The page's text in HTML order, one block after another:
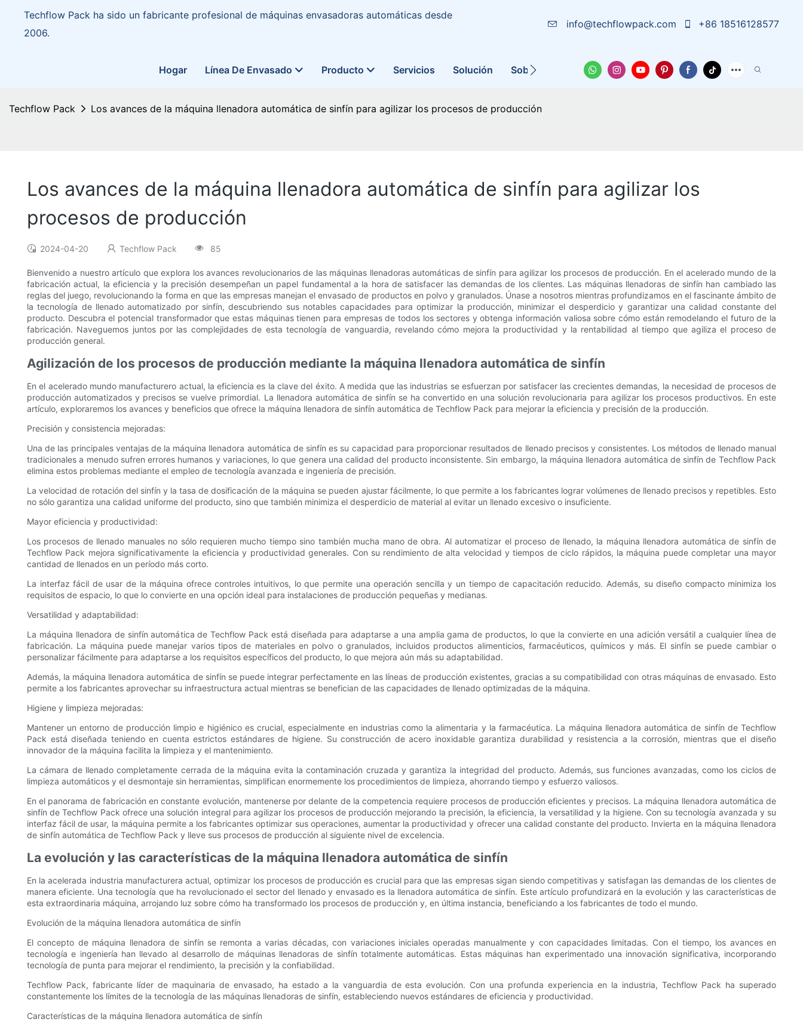
Techflow Pack ha sido un fabricante profesional de máquinas envasadoras automáticas desde
2006.
info@techflowpack.com +86 18516128577
Hogar Línea De Envasado Producto Servicios Solución Sobre Nosotros Funda Noticias Contáctanos
Techflow Pack Los avances de la máquina llenadora automática de sinfín para agilizar los procesos de producción
Los avances de la máquina llenadora automática de sinfín para agilizar los
procesos de producción
2024-04-20 Techflow Pack 85
Bienvenido a nuestro artículo que explora los avances revolucionarios de las máquinas llenadoras automáticas de sinfín para agilizar los procesos de producción. En el acelerado mundo de la
fabricación actual, la eficiencia y la precisión desempeñan un papel fundamental a la hora de satisfacer las demandas de los clientes. Las máquinas llenadoras de sinfín han cambiado las
reglas del juego, revolucionando la forma en que las empresas manejan el envasado de productos en polvo y granulados. Únase a nosotros mientras profundizamos en el fascinante ámbito de
la tecnología de llenado automatizado por sinfín, descubriendo sus notables capacidades para optimizar la producción, minimizar el desperdicio y garantizar una calidad constante del
producto. Descubra el potencial transformador que estas máquinas tienen para empresas de todos los sectores y obtenga información valiosa sobre cómo están remodelando el futuro de la
fabricación. Naveguemos juntos por las complejidades de esta tecnología de vanguardia, revelando cómo mejora la productividad y la rentabilidad al tiempo que agiliza el proceso de
producción general.
Agilización de los procesos de producción mediante la máquina llenadora automática de sinfín
En el acelerado mundo manufacturero actual, la eficiencia es la clave del éxito. A medida que las industrias se esfuerzan por satisfacer las crecientes demandas, la necesidad de procesos de
producción automatizados y precisos se vuelve primordial. La llenadora automática de sinfín se ha convertido en una solución revolucionaria para agilizar los procesos productivos. En este
artículo, exploraremos los avances y beneficios que ofrece la máquina llenadora de sinfín automática de Techflow Pack para mejorar la eficiencia y precisión de la producción.
Precisión y consistencia mejoradas:
Una de las principales ventajas de la máquina llenadora automática de sinfín es su capacidad para proporcionar resultados de llenado precisos y consistentes. Los métodos de llenado manual
tradicionales a menudo sufren errores humanos y variaciones, lo que genera una calidad del producto inconsistente. Sin embargo, la máquina llenadora automática de sinfín de Techflow Pack
elimina estos problemas mediante el empleo de tecnología avanzada e ingeniería de precisión.
La velocidad de rotación del sinfín y la tasa de dosificación de la máquina se pueden ajustar fácilmente, lo que permite a los fabricantes lograr volúmenes de llenado precisos y repetibles. Esto
no sólo garantiza una calidad uniforme del producto, sino que también minimiza el desperdicio de material al evitar un llenado excesivo o insuficiente.
Mayor eficiencia y productividad:
Los procesos de llenado manuales no sólo requieren mucho tiempo sino también mucha mano de obra. Al automatizar el proceso de llenado, la máquina llenadora automática de sinfín de
Techflow Pack mejora significativamente la eficiencia y productividad generales. Con su rendimiento de alta velocidad y tiempos de ciclo rápidos, la máquina puede completar una mayor
cantidad de llenados en un período más corto.
La interfaz fácil de usar de la máquina ofrece controles intuitivos, lo que permite una operación sencilla y un tiempo de capacitación reducido. Además, su diseño compacto minimiza los
requisitos de espacio, lo que lo convierte en una opción ideal para instalaciones de producción pequeñas y medianas.
Versatilidad y adaptabilidad:
La máquina llenadora de sinfín automática de Techflow Pack está diseñada para adaptarse a una amplia gama de productos, lo que la convierte en una adición versátil a cualquier línea de
fabricación. La máquina puede manejar varios tipos de materiales en polvo o granulados, incluidos productos alimenticios, farmacéuticos, químicos y más. El sinfín se puede cambiar o
personalizar fácilmente para adaptarse a los requisitos específicos del producto, lo que mejora aún más su adaptabilidad.
Además, la máquina llenadora automática de sinfín se puede integrar perfectamente en las líneas de producción existentes, gracias a su compatibilidad con otras máquinas de envasado. Esto
permite a los fabricantes aprovechar su infraestructura actual mientras se benefician de las capacidades de llenado optimizadas de la máquina.
Higiene y limpieza mejoradas:
Mantener un entorno de producción limpio e higiénico es crucial, especialmente en industrias como la alimentaria y la farmacéutica. La máquina llenadora automática de sinfín de Techflow
Pack está diseñada teniendo en cuenta estrictos estándares de higiene. Su construcción de acero inoxidable garantiza durabilidad y resistencia a la corrosión, mientras que el diseño
innovador de la máquina facilita la limpieza y el mantenimiento.
La cámara de llenado completamente cerrada de la máquina evita la contaminación cruzada y garantiza la integridad del producto. Además, sus funciones avanzadas, como los ciclos de
limpieza automáticos y el desmontaje sin herramientas, simplifican enormemente los procedimientos de limpieza, ahorrando tiempo y esfuerzo valiosos.
En el panorama de fabricación en constante evolución, mantenerse por delante de la competencia requiere procesos de producción eficientes y precisos. La máquina llenadora automática de
sinfín de Techflow Pack ofrece una solución integral para agilizar los procesos de producción mejorando la precisión, la eficiencia, la versatilidad y la higiene. Con su tecnología avanzada y su
interfaz fácil de usar, la máquina permite a los fabricantes optimizar sus operaciones, aumentar la productividad y ofrecer una calidad constante del producto. Invierta en la máquina llenadora
de sinfín automática de Techflow Pack y lleve sus procesos de producción al siguiente nivel de excelencia.
La evolución y las características de la máquina llenadora automática de sinfín
En la acelerada industria manufacturera actual, optimizar los procesos de producción es crucial para que las empresas sigan siendo competitivas y satisfagan las demandas de los clientes de
manera eficiente. Una tecnología que ha revolucionado el sector del llenado y envasado es la llenadora automática de sinfín. Este artículo profundizará en la evolución y las características de
esta extraordinaria máquina, arrojando luz sobre cómo ha transformado los procesos de producción y, en última instancia, beneficiando a los fabricantes de todo el mundo.
Evolución de la máquina llenadora automática de sinfín
El concepto de máquina llenadora de sinfín se remonta a varias décadas, con variaciones iniciales operadas manualmente y con capacidades limitadas. Con el tiempo, los avances en
tecnología e ingeniería han llevado al desarrollo de máquinas llenadoras de sinfín totalmente automáticas. Estas máquinas han experimentado una innovación significativa, incorporando
tecnología de punta para mejorar el rendimiento, la precisión y la confiabilidad.
Techflow Pack, fabricante líder de maquinaria de envasado, ha estado a la vanguardia de esta evolución. Con una profunda experiencia en la industria, Techflow Pack ha superado
constantemente los límites de la tecnología de las máquinas llenadoras de sinfín, estableciendo nuevos estándares de eficiencia y productividad.
Características de la máquina llenadora automática de sinfín